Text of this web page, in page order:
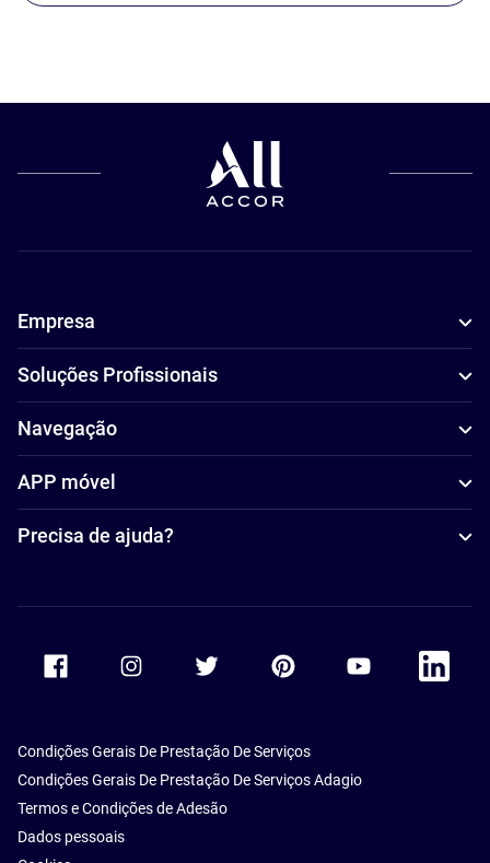
Empresa
Soluções Profissionais
Navegação
APP móvel
Precisa de ajuda?
Accor Youtube
Accor
Condições Gerais De Prestação De Serviços
Condições Gerais De Prestação De Serviços Adagio
Termos e Condições de Adesão
Dados pessoais